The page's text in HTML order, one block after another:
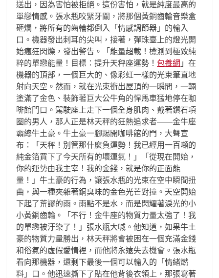
送出，因為害怕被拒絕。這份害怕，就是純度最高的
單戀情感。張水瓶咬緊牙關，將那個黃銅齒輪音樂盒
砸爛，將所有的齒輪都倒入「情感調節器」的輸入
口。機器發出刺耳的尖叫，接著，彈珠臺上的燈光開
始瘋狂閃爍，發出警告。「能量超載！檢測到極致純
粹的單戀能量！目標：提升天秤座運勢！ 包養網 」在
機器的頂部，一個巨大的、像彩虹一樣的光束筆直地
射向天空。然而，就在光束衝出屋頂的一瞬間，一輛
塗滿了金色、裝飾著巨大公牛角的悍馬車猛地停在咖
啡館門口。駕駛座上走下一個全身肌肉、戴著鑽石項
圈的男人，那人正是林天秤的狂熱追求者——金牛座
霸總牛土豪。牛土豪一腳踢開咖啡館的門，大聲宣
布：「天秤！別管那什麼負運勢！我已經用一百噸的
純金箔買下了今天所有的壞運氣！」「從現在開始，
你的運勢由我主宰！我的金錢，就是你的正面能
量！」牛土豪的行為，讓張水瓶的光束在空中瞬間扭
曲，與一種夾雜著銅臭味的金色光芒對撞。天空開始
下起了荒謬的雨。雨點不是水，而是閃耀著淚光的小
小黃銅齒輪。「不行！金牛座的物質力量太強了！我
的單戀被汙染了！」張水瓶大喊。他知道，如果牛土
豪的物質力量勝出，林天秤將會被困在一個充滿金錢
和俗氣的虛假愛情裡，而他將永遠失去機會。張水瓶
看向那機器，還剩下最後一個可以輸入的「情緒燃
料」口。他迅速撕下了貼在他背後衣領上，那張寫著